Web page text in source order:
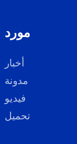
مورد
أخبار
مدونة
فيديو
تحميل